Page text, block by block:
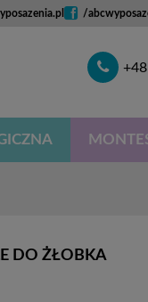
/
Telefon
DO ŻŁOBKA